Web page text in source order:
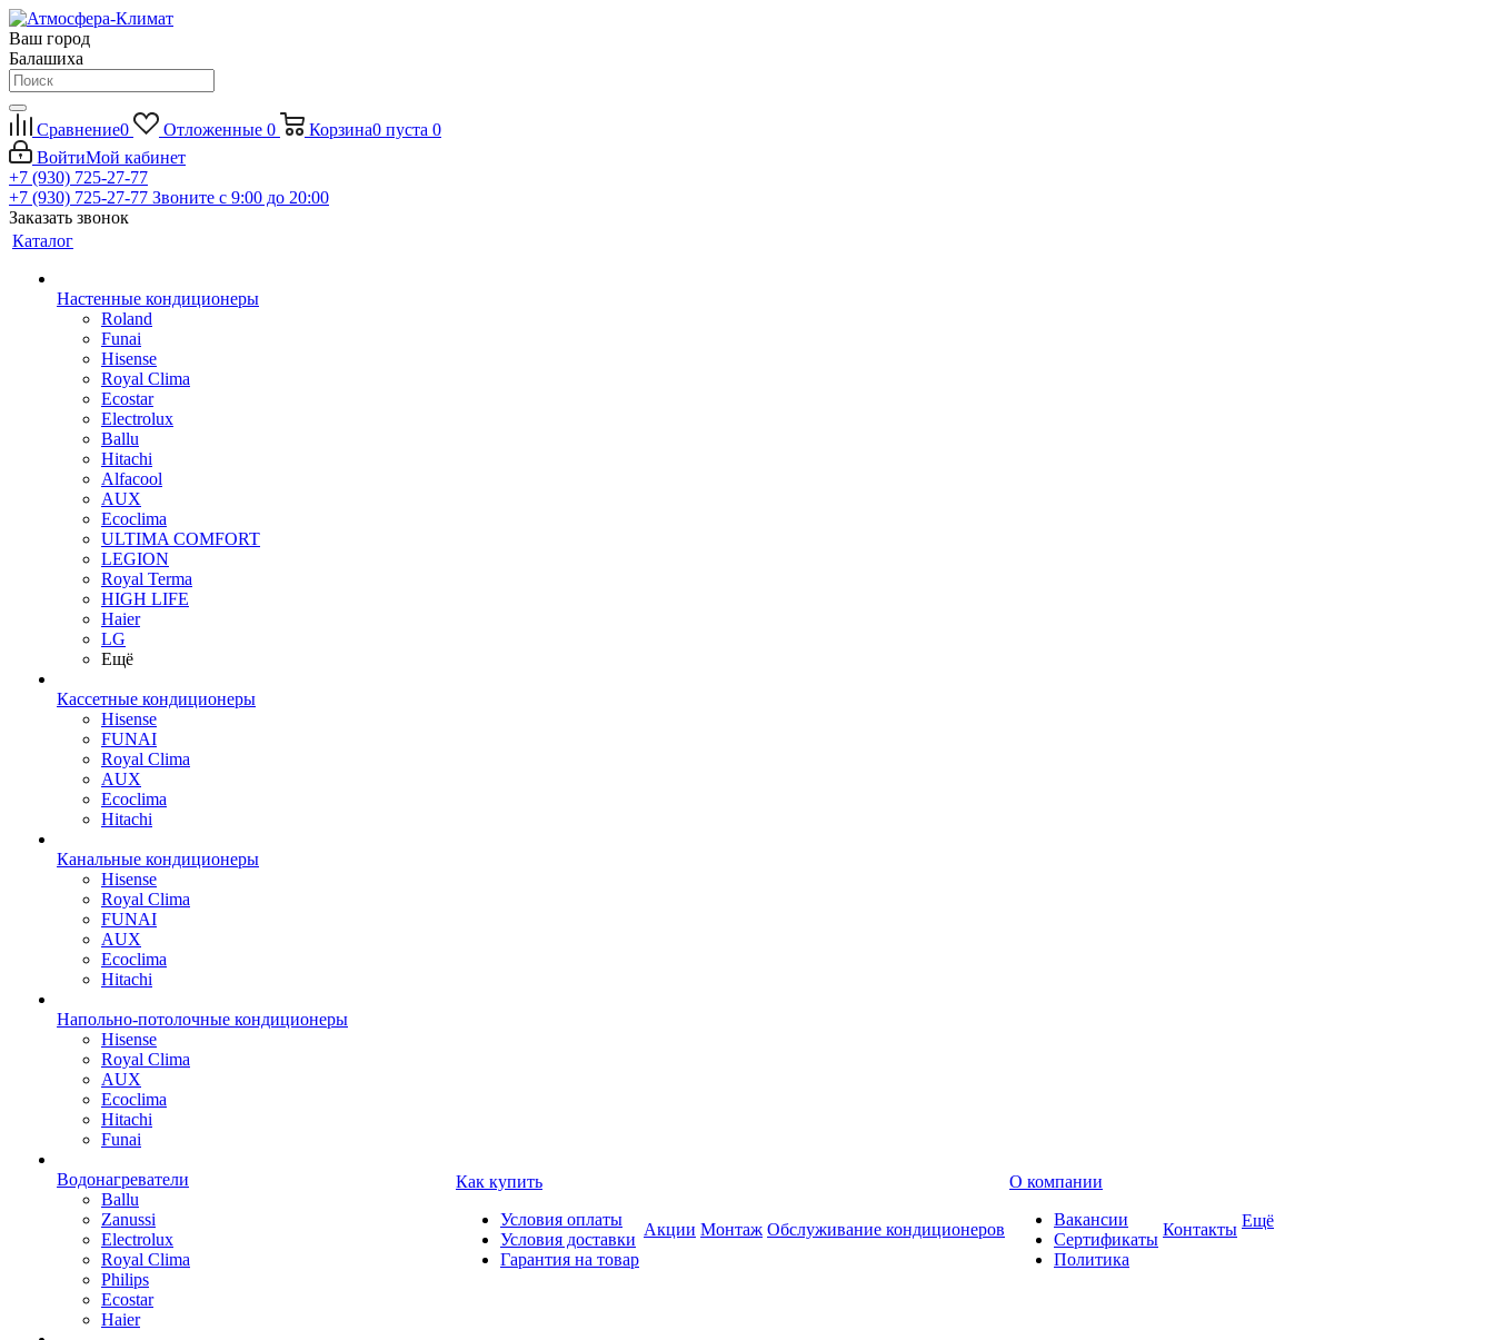
Ваш город
Балашиха
Сравнение0 Отложенные 0 Корзина0 пуста 0
ВойтиМой кабинет
+7 (930) 725-27-77
+7 (930) 725-27-77 Звоните с 9:00 до 20:00
Заказать звонок
Каталог
Настенные кондиционеры
Roland
Funai
Hisense
Royal Clima
Ecostar
Electrolux
Ballu
Hitachi
Alfacool
AUX
Ecoclima
ULTIMA COMFORT
LEGION
Royal Terma
HIGH LIFE
Haier
LG
Ещё
Кассетные кондиционеры
Hisense
FUNAI
Royal Clima
AUX
Ecoclima
Hitachi
Канальные кондиционеры
Hisense
Royal Clima
FUNAI
AUX
Ecoclima
Hitachi
Напольно-потолочные кондиционеры
Hisense
Royal Clima
AUX
Ecoclima
Hitachi
Funai
Водонагреватели
Ballu
Zanussi
Electrolux
Royal Clima
Philips
Ecostar
Haier
Как купить
Условия оплаты
Условия доставки
Гарантия на товар
Акции Монтаж Обслуживание кондиционеров
О компании
Вакансии
Сертификаты
Политика
Контакты Ещё